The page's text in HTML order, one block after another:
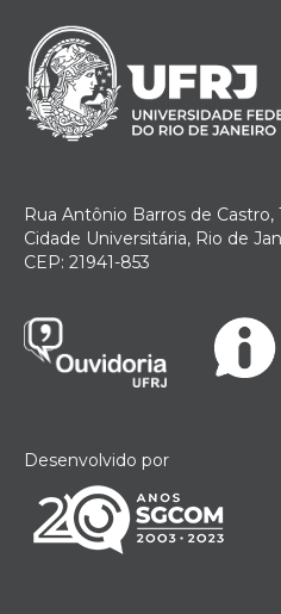
Rua Antônio Barros de Castro,
Cidade Universitária, Rio de
CEP: 21941-853
Desenvolvido por